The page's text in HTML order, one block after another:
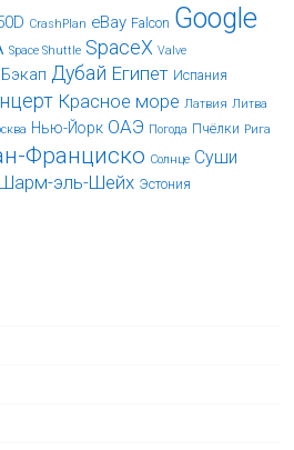
CrashPlan eBay Falcon Google
Space Shuttle SpaceX Valve
Бэкап Дубай Египет Испания
Красное море Латвия Литва
Нью-Йорк ОАЭ Погода Пчёлки Рига
Франциско Солнце Суши
Шарм-эль-Шейх Эстония